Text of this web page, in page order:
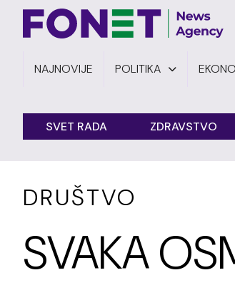
NAJNOVIJE POLITIKA
SVET RADA ZDRAVSTVO
DRUŠTVO
SVAKA